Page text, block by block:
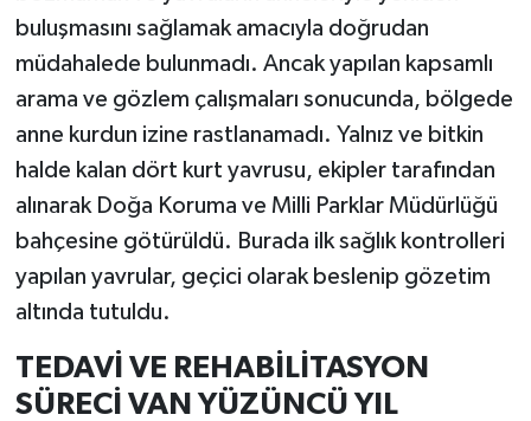
buluşmasını sağlamak amacıyla doğrudan
müdahalede bulunmadı. Ancak yapılan kapsamlı
arama ve gözlem çalışmaları sonucunda, bölgede
anne kurdun izine rastlanamadı. Yalnız ve bitkin
halde kalan dört kurt yavrusu, ekipler tarafından
alınarak Doğa Koruma ve Milli Parklar Müdürlüğü
bahçesine götürüldü. Burada ilk sağlık kontrolleri
yapılan yavrular, geçici olarak beslenip gözetim
altında tutuldu.
TEDAVİ VE REHABİLİTASYON
SÜRECİ VAN YÜZÜNCÜ YIL